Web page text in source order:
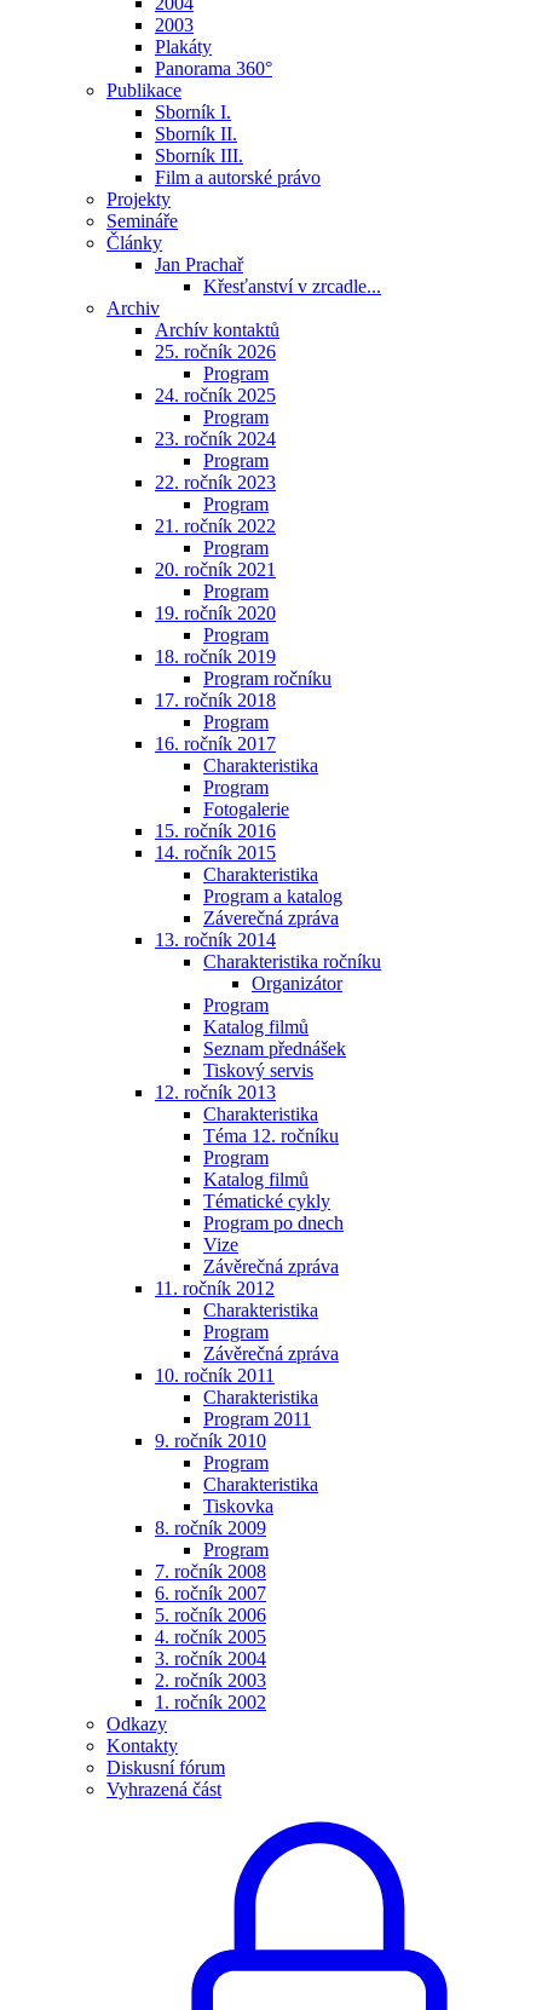
2003
Plakáty
Panorama 360°
Publikace
Sborník I.
Sborník II.
Sborník III.
Film a autorské právo
Projekty
Semináře
Články
Jan Prachař
Křesťanství v zrcadle...
Archiv
Archív kontaktů
25. ročník 2026
Program
24. ročník 2025
Program
23. ročník 2024
Program
22. ročník 2023
Program
21. ročník 2022
Program
20. ročník 2021
Program
19. ročník 2020
Program
18. ročník 2019
Program ročníku
17. ročník 2018
Program
16. ročník 2017
Charakteristika
Program
Fotogalerie
15. ročník 2016
14. ročník 2015
Charakteristika
Program a katalog
Záverečná zpráva
13. ročník 2014
Charakteristika ročníku
Organizátor
Program
Katalog filmů
Seznam přednášek
Tiskový servis
12. ročník 2013
Charakteristika
Téma 12. ročníku
Program
Katalog filmů
Tématické cykly
Program po dnech
Vize
Závěrečná zpráva
11. ročník 2012
Charakteristika
Program
Závěrečná zpráva
10. ročník 2011
Charakteristika
Program 2011
9. ročník 2010
Program
Charakteristika
Tiskovka
8. ročník 2009
Program
7. ročník 2008
6. ročník 2007
5. ročník 2006
4. ročník 2005
3. ročník 2004
2. ročník 2003
1. ročník 2002
Odkazy
Kontakty
Diskusní fórum
Vyhrazená část